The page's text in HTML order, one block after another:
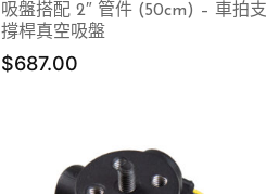
吸盤搭配 2″ 管件 (50cm) – 車拍支
撐桿真空吸盤
$687.00